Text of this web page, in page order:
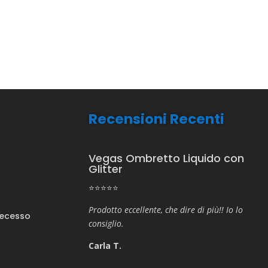
Recensioni Recenti
Vegas Ombretto Liquido con
Glitter
⭐⭐⭐⭐⭐
Prodotto eccellente, che dire di più!! Io lo
consiglio.
Carla T.